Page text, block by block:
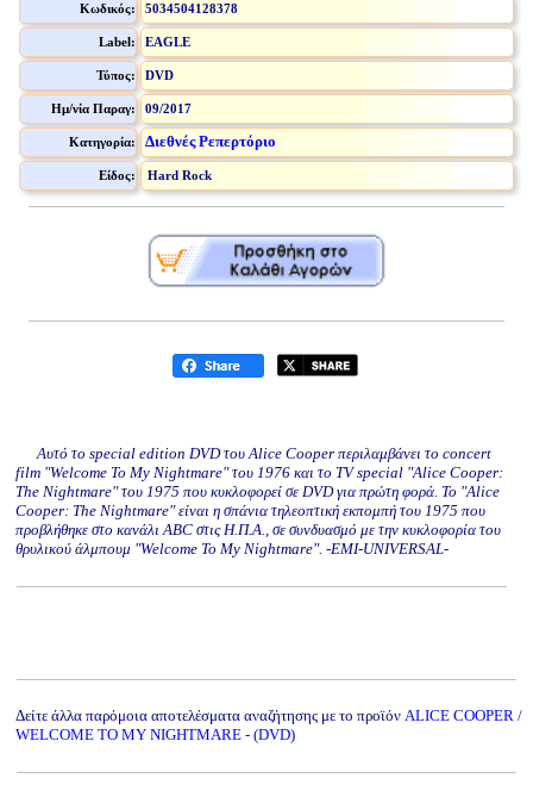
Κωδικός: 5034504128378
Label: EAGLE
Τύπος: DVD
Ημ/νία Παραγ: 09/2017
Κατηγορία: Διεθνές Ρεπερτόριο
Είδος: Hard Rock
Αυτό το special edition DVD του Alice Cooper περιλαμβάνει το concert
film "Welcome To My Nightmare" του 1976 και το TV special "Alice Cooper:
The Nightmare" του 1975 που κυκλοφορεί σε DVD για πρώτη φορά. Το "Alice
Cooper: The Nightmare" είναι η σπάνια τηλεοπτική εκπομπή του 1975 που
προβλήθηκε στο κανάλι ABC στις Η.Π.Α., σε συνδυασμό με την κυκλοφορία του
θρυλικού άλμπουμ "Welcome To My Nightmare". -EMI-UNIVERSAL-
Δείτε άλλα παρόμοια αποτελέσματα αναζήτησης με το προϊόν ALICE COOPER /
WELCOME TO MY NIGHTMARE - (DVD)